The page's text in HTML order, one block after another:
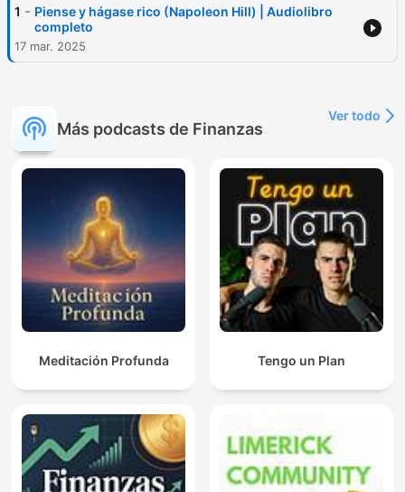
1 - Piense y hágase rico (Napoleon Hill) | Audiolibro
completo
17 mar. 2025
Más podcasts de Finanzas
Ver todo
Meditación Profunda Tengo un Plan